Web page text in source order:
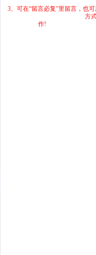
3、可在“留言必
方
作!